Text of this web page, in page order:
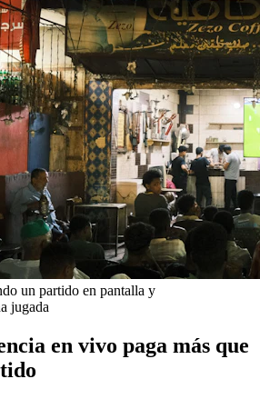
un partido en pantalla y
jugada
en vivo paga más que